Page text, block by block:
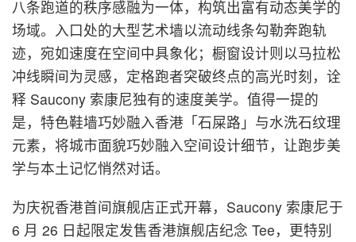
八条跑道的秩序感融为一体，构筑出富有动态美学的
场域。入口处的大型艺术墙以流动线条勾勒奔跑轨
迹，宛如速度在空间中具象化；橱窗设计则以马拉松
冲线瞬间为灵感，定格跑者突破终点的高光时刻，诠
释 Saucony 索康尼独有的速度美学。值得一提的
是，特色鞋墙巧妙融入香港「石屎路」与水洗石纹理
元素，将城市面貌巧妙融入空间设计细节，让跑步美
学与本土记忆悄然对话。
为庆祝香港首间旗舰店正式开幕，Saucony 索康尼于
6 月 26 日起限定发售香港旗舰店纪念 Tee，更特别